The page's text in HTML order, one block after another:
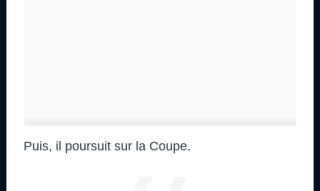
Puis, il poursuit sur la Coupe.